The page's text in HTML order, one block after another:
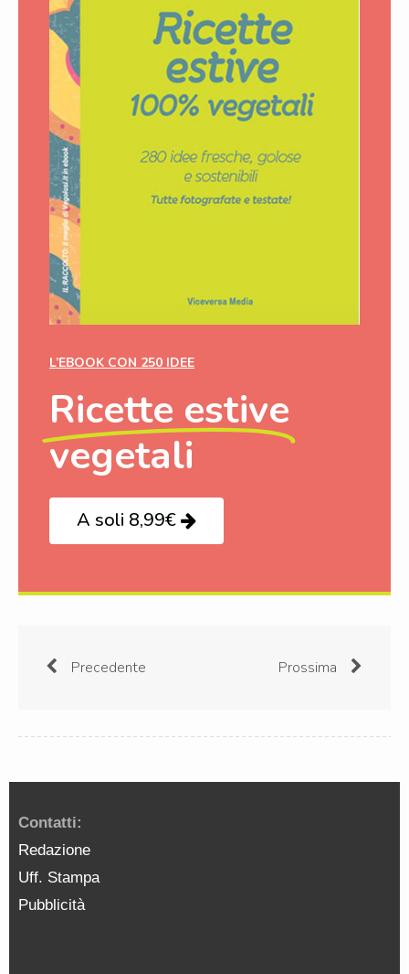
L’EBOOK CON 250 IDEE
Ricette estive
vegetali
A soli 8,99€
Precedente Prossima
Contatti:
Redazione
Uff. Stampa
Pubblicità